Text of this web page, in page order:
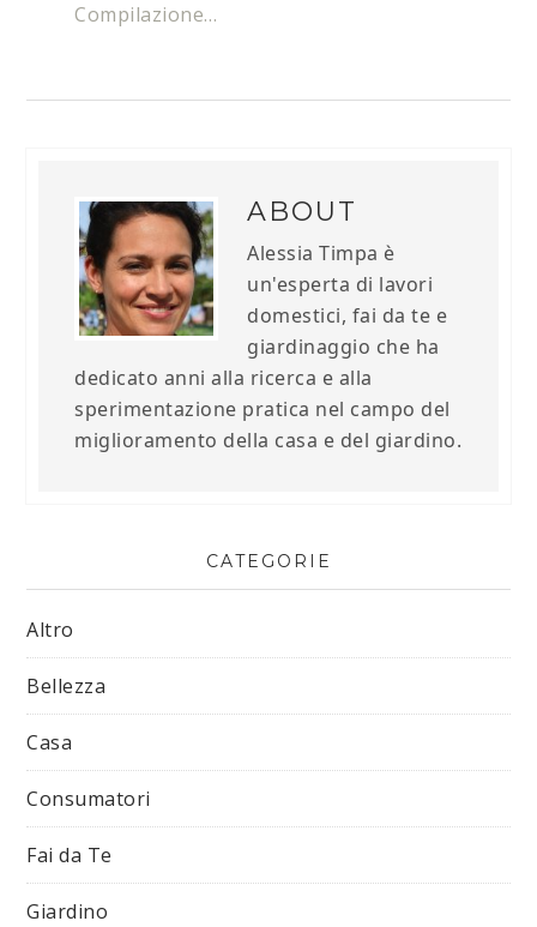
Compilazione…
ABOUT
Alessia Timpa è
un'esperta di lavori
domestici, fai da te e
giardinaggio che ha
dedicato anni alla ricerca e alla
sperimentazione pratica nel campo del
miglioramento della casa e del giardino.
CATEGORIE
Altro
Bellezza
Casa
Consumatori
Fai da Te
Giardino